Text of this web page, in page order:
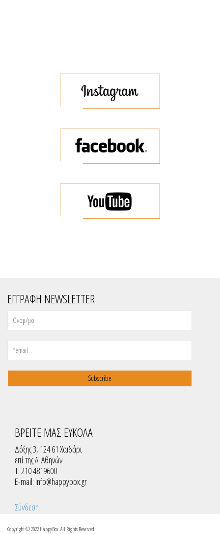
ΕΓΓΡΑΦΗ NEWSLETTER
ΒΡΕΙΤΕ ΜΑΣ ΕΥΚΟΛΑ
Δόξης 3, 124 61 Χαϊδάρι
επί της Λ. Αθηνών
T: 210 4819600
E-mail: info@happybox.gr
Σύνδεση
Copyright © 2022 HappyBox. All Rights Reserved.